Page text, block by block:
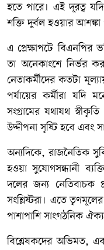
হতে পারে। এই দূরত্ব
শক্তি দুর্বল হওয়ার আশঙ্কা
এ প্রেক্ষাপটে বিএনপির
তা অনেকাংশে নির্ভর
নেতাকর্মীদের কতটা
পর্যায়ের কর্মীরা
সংগ্রামের যথাযথ
উদ্দীপনা সৃষ্টি হবে এবং
অন্যদিকে, রাজনৈতিক
হওয়া সুযোগসন্ধানী
দলের জন্য নেতিবাচক
সংশ্লিষ্টরা। এতে
পাশাপাশি সাংগঠনিক
বিশ্লেষকদের অভিমত,